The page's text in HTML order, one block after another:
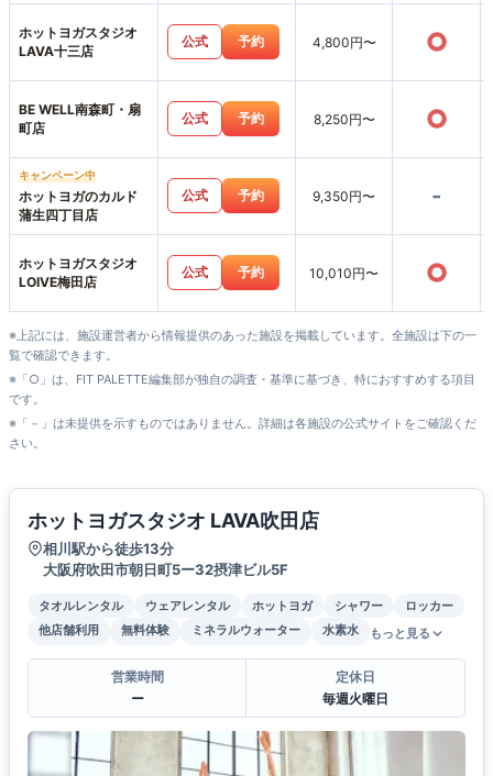
ホットヨガスタジオ
LAVA十三店
公式 予約 4,800円〜 ○
BE WELL南森町・扇
町店
公式 予約 8,250円〜 ○
キャンペーン中
ホットヨガのカルド
蒲生四丁目店
公式 予約 9,350円〜 -
ホットヨガスタジオ
LOIVE梅田店
公式 予約 10,010円〜 ○
※上記には、施設運営者から情報提供のあった施設を掲載しています。全施設は下の一
覧で確認できます。
※「○」は、FIT PALETTE編集部が独自の調査・基準に基づき、特におすすめする項目
です。
※「－」は未提供を示すものではありません。詳細は各施設の公式サイトをご確認くだ
さい。
ホットヨガスタジオ LAVA吹田店
相川駅から徒歩13分
大阪府吹田市朝日町5ー32摂津ビル5F
タオルレンタル ウェアレンタル ホットヨガ シャワー
ロッカー
他店舗利用
無料体験 ミネラルウォーター 水素水 もっと見る
営業時間
ー
定休日
毎週火曜日